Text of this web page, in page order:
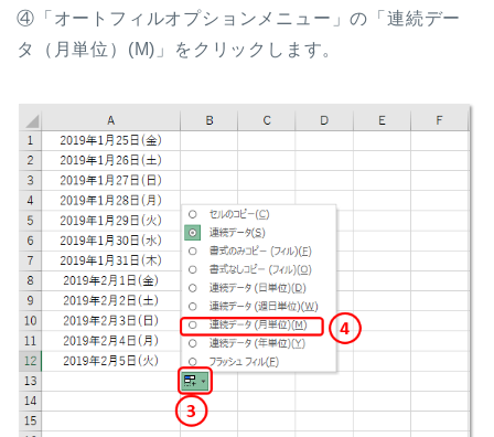
④「オートフィルオプションメニュー」の「連続デー
タ（月単位）(M)」をクリックします。